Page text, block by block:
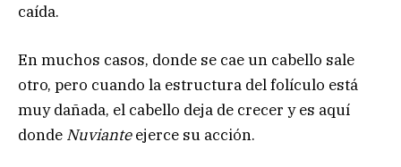
caída.
En muchos casos, donde se cae un cabello sale
otro, pero cuando la estructura del folículo está
muy dañada, el cabello deja de crecer y es aquí
donde Nuvianteejerce su acción.